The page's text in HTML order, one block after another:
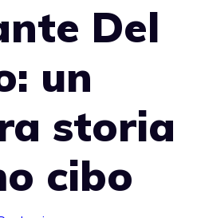
Del
un
storia
cibo